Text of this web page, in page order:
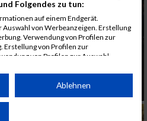
Folgendes zu tun:
auf einem Endgerät.
von Werbeanzeigen. Erstellung
Verwendung von Profilen zur
Erstellung von Profilen zur
von Profilen zur Auswahl
Zielgruppen durch Statistiken oder
Quellen. Entwicklung und
Union weitergegeben und in die
Ablehnen